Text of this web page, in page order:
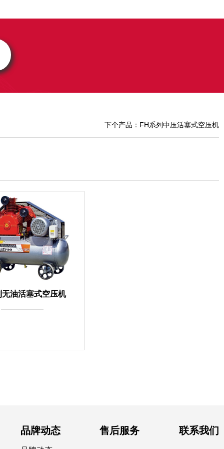
下个产品：FH系列中压活塞式空压机
无油活塞式空压机
品牌动态 售后服务 联系我们